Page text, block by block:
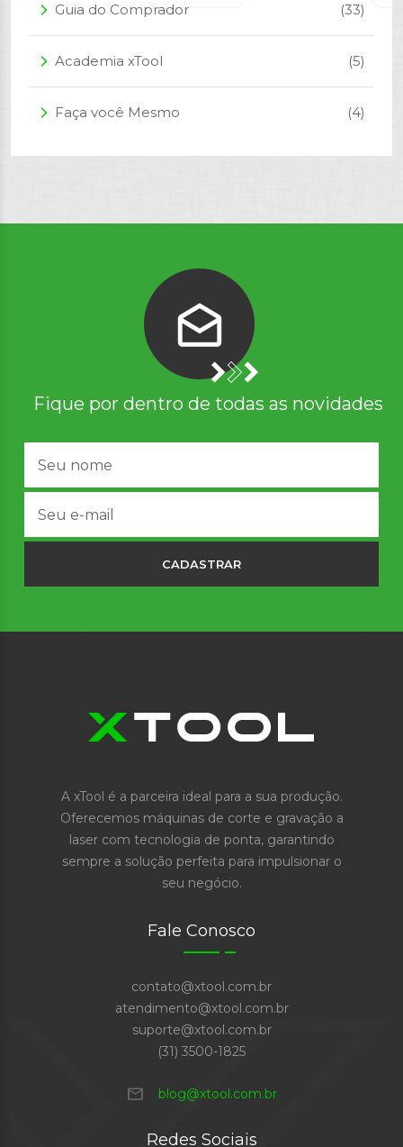
arrow_forward_ios Guia do Comprador (33)
arrow_forward_ios Academia xTool (5)
arrow_forward_ios Faça você Mesmo (4)
Fique por dentro de todas as novidades
CADASTRAR
A xTool é a parceira ideal para a sua produção.
Oferecemos máquinas de corte e gravação a
laser com tecnologia de ponta, garantindo
sempre a solução perfeita para impulsionar o
seu negócio.
Fale Conosco
contato@xtool.com.br
atendimento@xtool.com.br
suporte@xtool.com.br
(31) 3500-1825
mail blog@xtool.com.br
Redes Sociais